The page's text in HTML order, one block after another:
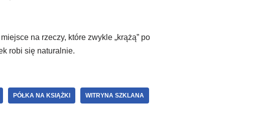
na rzeczy, które zwykle „krążą” po
robi się naturalnie.
PÓŁKA NA KSIĄŻKI WITRYNA SZKLANA